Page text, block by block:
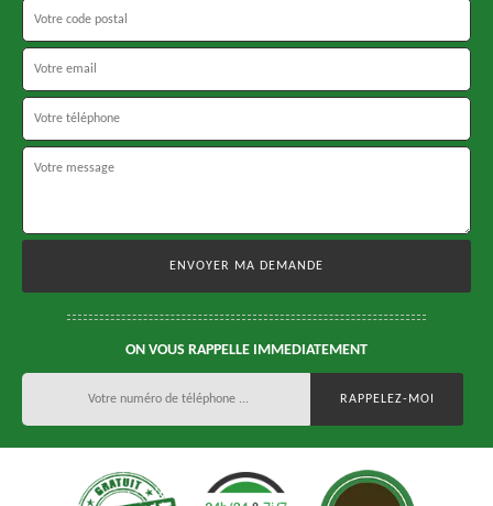
ON VOUS RAPPELLE IMMEDIATEMENT